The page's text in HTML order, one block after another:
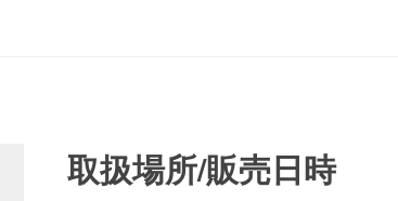
取扱場所/販売日時